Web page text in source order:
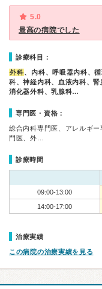
5.0
最高の病院でした
診療科目：
外科、内科、呼吸器内科、
科、神経内科、血液内科、
消化器外科、乳腺科…
専門医・資格：
総合内科専門医、アレルギ
門医、外…
診療時間
09:00-13:00
14:00-17:00
治療実績
この病院の治療実績を見る